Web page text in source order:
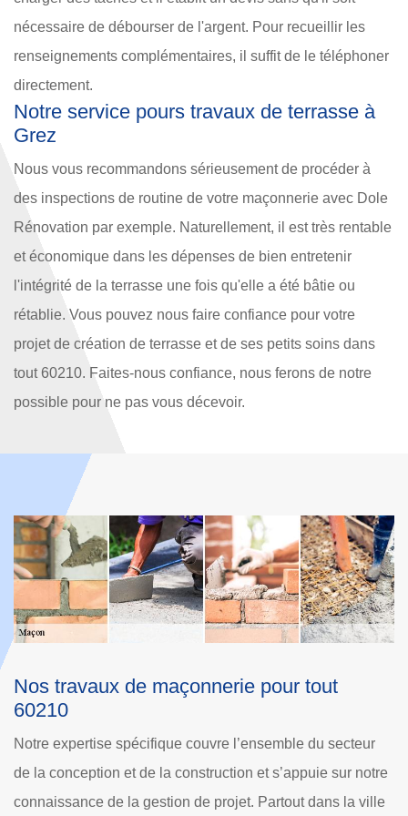
nécessaire de débourser de l'argent. Pour recueillir les
renseignements complémentaires, il suffit de le téléphoner
directement.
Notre service pours travaux de terrasse à
Grez
Nous vous recommandons sérieusement de procéder à
des inspections de routine de votre maçonnerie avec Dole
Rénovation par exemple. Naturellement, il est très rentable
et économique dans les dépenses de bien entretenir
l'intégrité de la terrasse une fois qu'elle a été bâtie ou
rétablie. Vous pouvez nous faire confiance pour votre
projet de création de terrasse et de ses petits soins dans
tout 60210. Faites-nous confiance, nous ferons de notre
possible pour ne pas vous décevoir.
Le devis travaux maçonnerie à Grez
Nous sommes experts en organisation, estimation des
coûts du projet, ingénierie de valeur, gestion informatisée
de données/de documents, contrôle des coûts et du
budget, prévisions de main-d'œuvre et de trésorerie. Nous